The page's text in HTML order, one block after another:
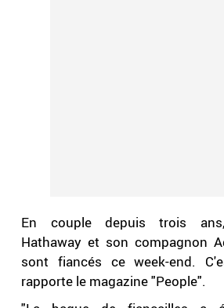
En couple depuis trois
Hathaway et son compagnon
sont fiancés ce week-end.
rapporte le magazine "People".